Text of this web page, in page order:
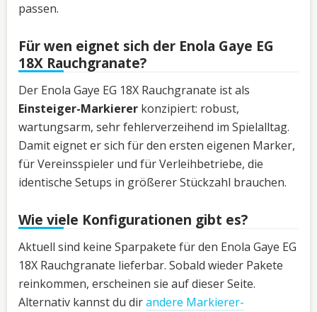
passen.
Für wen eignet sich der Enola Gaye EG
18X Rauchgranate?
Der Enola Gaye EG 18X Rauchgranate ist als
Einsteiger-Markierer konzipiert: robust,
wartungsarm, sehr fehlerverzeihend im Spielalltag.
Damit eignet er sich für den ersten eigenen Marker,
für Vereinsspieler und für Verleihbetriebe, die
identische Setups in größerer Stückzahl brauchen.
Wie viele Konfigurationen gibt es?
Aktuell sind keine Sparpakete für den Enola Gaye EG
18X Rauchgranate lieferbar. Sobald wieder Pakete
reinkommen, erscheinen sie auf dieser Seite.
Alternativ kannst du dirandere Markierer-